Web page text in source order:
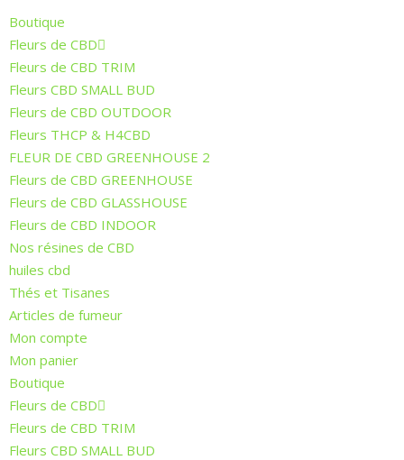
Boutique
Fleurs de CBD
Fleurs de CBD TRIM
Fleurs CBD SMALL BUD
Fleurs de CBD OUTDOOR
Fleurs THCP & H4CBD
FLEUR DE CBD GREENHOUSE 2
Fleurs de CBD GREENHOUSE
Fleurs de CBD GLASSHOUSE
Fleurs de CBD INDOOR
Nos résines de CBD
huiles cbd
Thés et Tisanes
Articles de fumeur
Mon compte
Mon panier
Boutique
Fleurs de CBD
Fleurs de CBD TRIM
Fleurs CBD SMALL BUD